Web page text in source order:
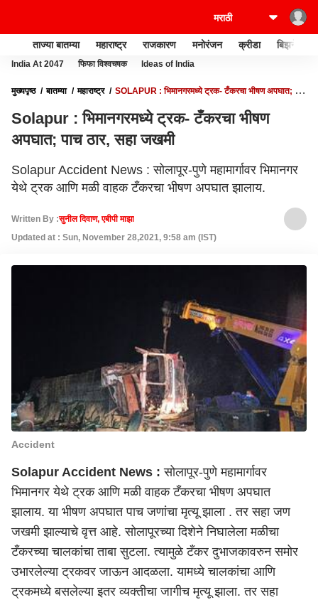
ताज्या बातम्या महाराष्ट्र राजकारण मनोरंजन क्रीडा बिझनेस
India At 2047 फिफा विश्वचषक Ideas of India
मुख्यपृष्ठ बातम्या महाराष्ट्र
SOLAPUR : भिमानगरमध्ये ट्रक- टँकरचा भीषण अपघात; पाच
Solapur : भिमानगरमध्ये ट्रक- टँकरचा भीषण
अपघात; पाच ठार, सहा जखमी
Solapur Accident News : सोलापूर-पुणे महामार्गावर भिमानगर
येथे ट्रक आणि मळी वाहक टँकरचा भीषण अपघात झालाय.
Written By :सुनील दिवाण, एबीपी माझा
Updated at : Sun, November 28,2021, 9:58 am (IST)
Accident
Solapur Accident News : सोलापूर-पुणे महामार्गावर
भिमानगर येथे ट्रक आणि मळी वाहक टँकरचा भीषण अपघात
झालाय. या भीषण अपघात पाच जणांचा मृत्यू झाला . तर सहा जण
जखमी झाल्याचे वृत्त आहे. सोलापूरच्या दिशेने निघालेला मळीचा
टँकरच्या चालकांचा ताबा सुटला. त्यामुळे टँकर दुभाजकावरुन समोर
उभारलेल्या ट्रकवर जाऊन आदळला. यामध्ये चालकांचा आणि
ट्रकमध्ये बसलेल्या इतर व्यक्तीचा जागीच मृत्यू झाला. तर सहा